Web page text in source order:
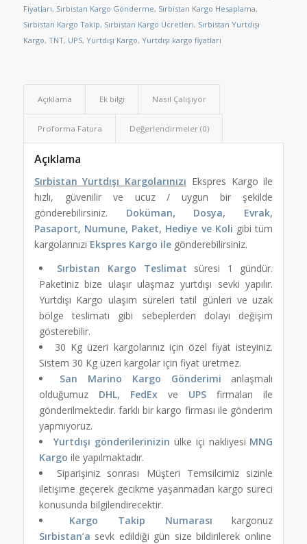
Fiyatları, Sırbistan Kargo Gönderme, Sırbistan Kargo Hesaplama,
Sırbistan Kargo Takip, Sırbistan Kargo Ücretleri, Sırbistan Yurtdışı
Kargo, TNT, UPS, Yurtdışı Kargo, Yurtdışı kargo fiyatları
Açıklama Ek bilgi Nasıl Çalışıyor
Proforma Fatura Değerlendirmeler (0)
Açıklama
Sırbistan Yurtdışı Kargolarınızı Ekspres Kargo ile
hızlı, güvenilir ve ucuz / uygun bir şekilde
gönderebilirsiniz. Doküman, Dosya, Evrak,
Pasaport, Numune, Paket, Hediye ve Koli gibi tüm
kargolarınızı Ekspres Kargo ilegönderebilirsiniz.
Sırbistan Kargo Teslimat süresi 1 gündür.
Paketiniz bize ulaşır ulaşmaz yurtdışı sevki yapılır.
Yurtdışı Kargo ulaşım süreleri tatil günleri ve uzak
bölge teslimatı gibi sebeplerden dolayı değişim
gösterebilir.
30 Kg üzeri kargolarınız için özel fiyat isteyiniz.
Sistem 30 Kg üzeri kargolar için fiyat üretmez.
San Marino Kargo Gönderimi anlaşmalı
olduğumuz DHL, FedEx ve UPS firmaları ile
gönderilmektedir. farklı bir kargo firması ile gönderim
yapmıyoruz.
Yurtdışı gönderilerinizin ülke içi nakliyesi MNG
Kargo ile yapılmaktadır.
Siparişiniz sonrası Müşteri Temsilcimiz sizinle
iletişime geçerek gecikme yaşanmadan kargo süreci
konusunda bilgilendirecektir.
Kargo Takip Numarası kargonuz
Sırbistan’a sevk edildiği gün size bildirilerek online